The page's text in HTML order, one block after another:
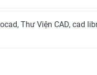
, Thư Viện CAD, cad